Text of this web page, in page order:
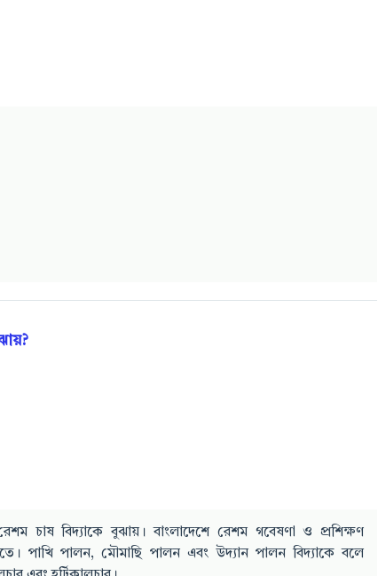
চাষ বিদ্যাকে বুঝায়। বাংলাদেশে রেশম গবেষণা ও প্রশিক্ষণ
পাখি পালন, মৌমাছি পালন এবং উদ্যান পালন বিদ্যাকে বলে